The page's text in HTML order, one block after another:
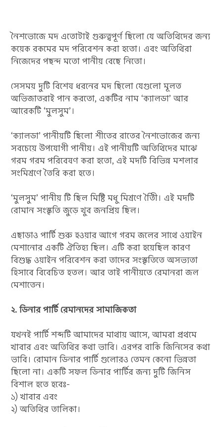
নৈশভোজে মদ এতোটাই গুরুত্বপূর্ণ ছিলো যে অতিথিদের জন্য
কয়েক রকমের মদ পরিবেশন করা হতো। এবং অতিথিরা
নিজেদের পছন্দ মতো পানীয় বেছে নিতো।
সেসময় দুটি বিশেষ ধরনের মদ ছিলো যেগুলো মূলত
অভিজাতরাই পান করতো, একটির নাম ‘ক্যালডা’ আর
আরেকটি ‘মুলসুম’।
‘ক্যালডা’ পানীয়টি ছিলো শীতের রাতের নৈশভোজের জন্য
সবচেয়ে উপযোগী পানীয়। এই পানীয়টি অতিথিদের মাঝে
গরম গরম পরিবেষণ করা হতো, এই মদটি বিভিন্ন মশলার
সংমিশ্রণে তৈরি করা হতে।
‘মুলসুম’ পানীয় টি ছিল মিষ্টি মধু মিশ্রণে তৈীি। এই মদটি
রোমান সংস্কৃতি জুড়ে খুব জনপ্রিয় ছিল।
এছাড়াও পার্টি শুরু হওয়ার আগে গরম জলের সাথে ওয়াইন
মেশানোর একটি ঐতিহ্য ছিল। এটি করা হয়েছিল কারণ
বিশুদ্ধ ওয়াইন পরিবেশন করা তাদের সংস্কৃতিতে অসভ্যতা
হিসাবে বিবেচিত হতল। আর তাই পানীয়তে রেমানরা জল
মেশাতেন।
২. ডিনার পার্টি রেমানদের সামাজিকতা
যখনই পার্টি শব্দটি আমাদের মাথায় আসে, আমরা প্রথমে
খাবার এবং অতিথির কথা ভাবি। এরপর বাকি জিনিসের কথা
ভাবি। রোমান ডিনার পার্টি গুলোরও তেমন কেনো ভিন্নতা
ছিলো না। একটি সফল ডিনার পার্টির জন্য দুটি জিনিস
বিশাল হতে হবেঃ-
১) খাবার এবং
২) অতিথির তালিকা।